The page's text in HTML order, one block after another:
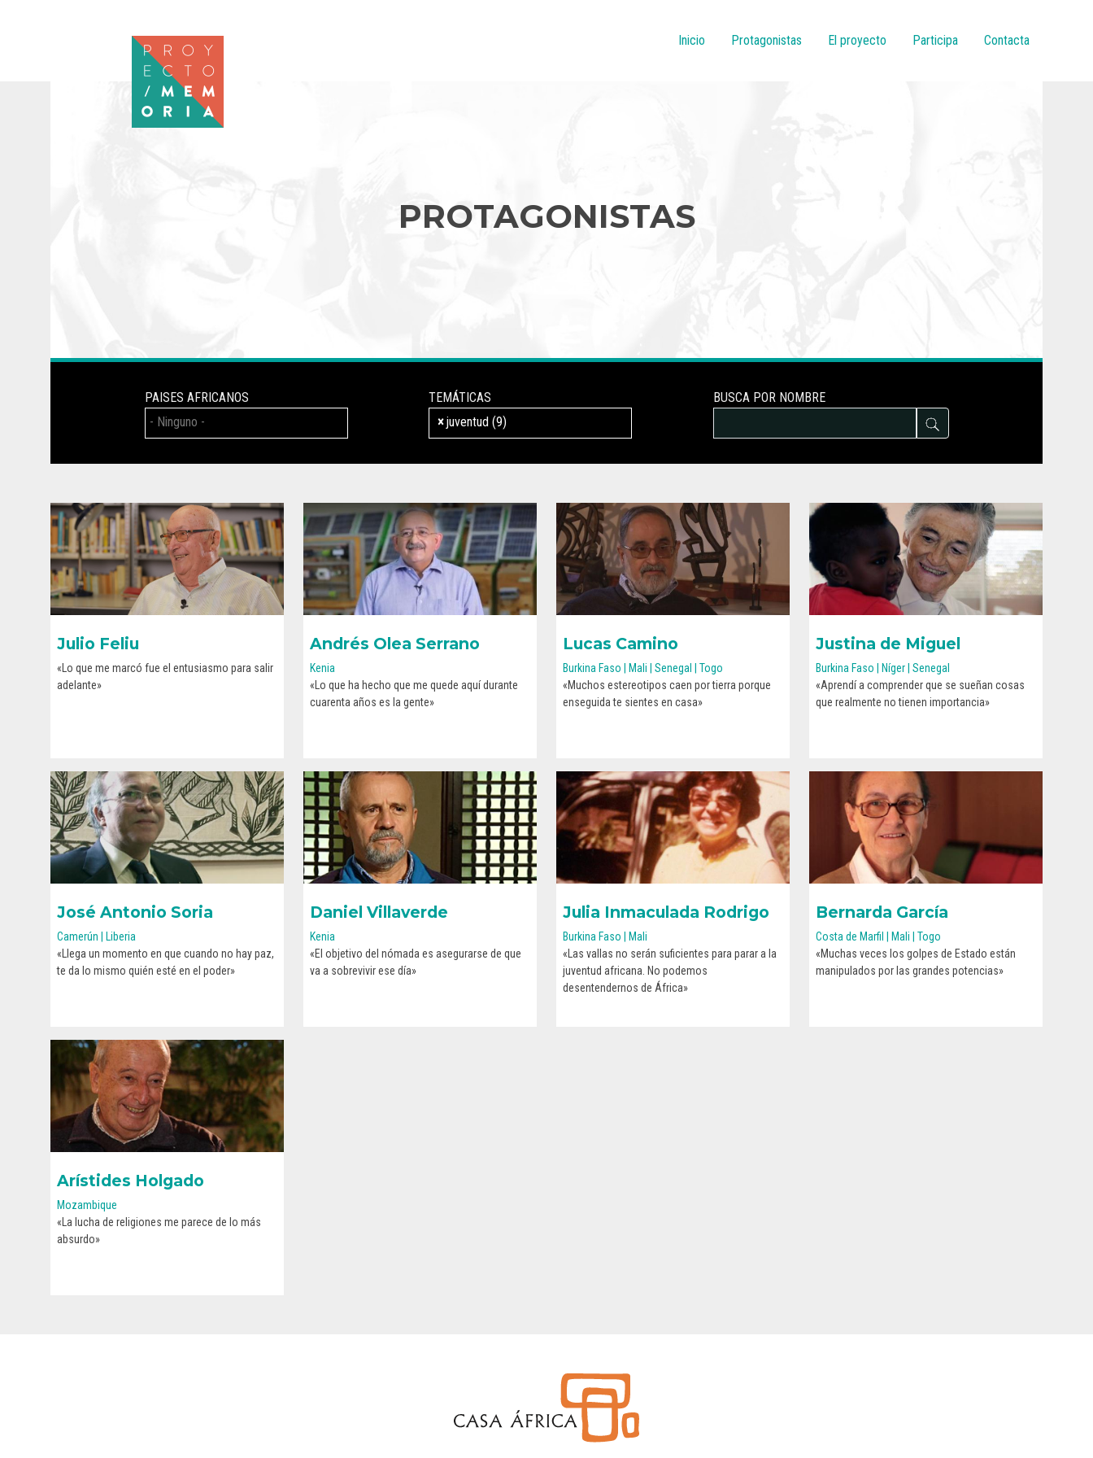
Navegación principal
Inicio Protagonistas El proyecto Participa Contacta
PROTAGONISTAS
PAISES AFRICANOS
TEMÁTICAS
×juventud (9)
BUSCA POR NOMBRE
Julio Feliu
«Lo que me marcó fue el entusiasmo para salir
adelante»
Andrés Olea Serrano
Kenia
«Lo que ha hecho que me quede aquí durante
cuarenta años es la gente»
CONOCE SU HISTORIA
Lucas Camino
Burkina Faso | Mali | Senegal | Togo
«Muchos estereotipos caen por tierra porque
enseguida te sientes en casa»
CONOCE SU HISTORIA
Justina de Miguel
Burkina Faso | Níger | Senegal
«Aprendí a comprender que se sueñan cosas
que realmente no tienen importancia»
CONOCE SU HISTORIA
José Antonio Soria
Camerún | Liberia
«Llega un momento en que cuando no hay paz,
te da lo mismo quién esté en el poder»
CONOCE SU HISTORIA
Daniel Villaverde
Kenia
«El objetivo del nómada es asegurarse de que
va a sobrevivir ese día»
CONOCE SU HISTORIA
Julia Inmaculada Rodrigo
Burkina Faso | Mali
«Las vallas no serán suficientes para parar a la
juventud africana. No podemos
desentendernos de África»
CONOCE SU HISTORIA
Bernarda García
Costa de Marfil | Mali | Togo
«Muchas veces los golpes de Estado están
manipulados por las grandes potencias»
CONOCE SU HISTORIA
Arístides Holgado
Mozambique
«La lucha de religiones me parece de lo más
absurdo»
CONOCE SU HISTORIA